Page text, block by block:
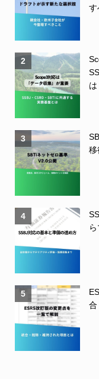
す
2
は
3
移
4
5
合